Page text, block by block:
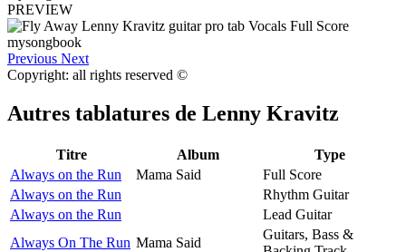
PREVIEW
Previous Next
Copyright: all rights reserved ©
Autres tablatures de Lenny Kravitz
Titre Album
Type
Always on the Run
Mama Said
Full Score
Always on the Run
Rhythm Guitar
Always on the Run
Lead Guitar
Always On The Run Mama Said
Guitars, Bass &